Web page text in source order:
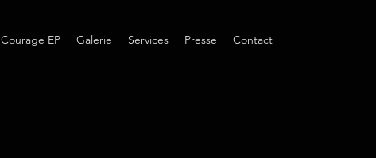
Courage EP Galerie Services Presse Contact